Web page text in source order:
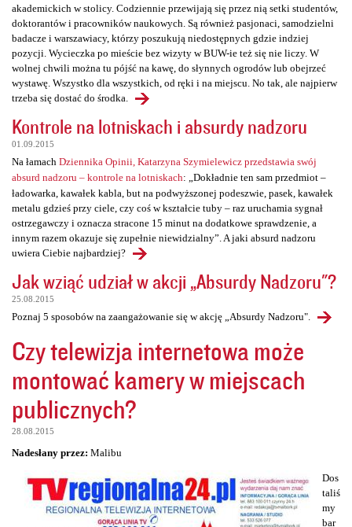
akademickich w stolicy. Codziennie przewijają się przez nią setki studentów,
doktorantów i pracowników naukowych. Są również pasjonaci, samodzielni
badacze i warszawiacy, którzy poszukują niedostępnych gdzie indziej
pozycji. Wycieczka po mieście bez wizyty w BUW-ie też się nie liczy. W
wolnej chwili można tu pójść na kawę, do słynnych ogrodów lub obejrzeć
wystawę. Wszystko dla wszystkich, od ręki i na miejscu. No tak, ale najpierw
trzeba się dostać do środka.
Kontrole na lotniskach i absurdy nadzoru
01.09.2015
Na łamach Dziennika Opinii, Katarzyna Szymielewicz przedstawia swój
absurd nadzoru – kontrole na lotniskach: „Dokładnie ten sam przedmiot –
ładowarka, kawałek kabla, but na podwyższonej podeszwie, pasek, kawałek
metalu gdzieś przy ciele, czy coś w kształcie tuby – raz uruchamia sygnał
ostrzegawczy i oznacza stracone 15 minut na dodatkowe sprawdzenie, a
innym razem okazuje się zupełnie niewidzialny”. A jaki absurd nadzoru
uwiera Ciebie najbardziej?
Jak wziąć udział w akcji „Absurdy Nadzoru"?
25.08.2015
Poznaj 5 sposobów na zaangażowanie się w akcję „Absurdy Nadzoru".
Czy telewizja internetowa może
montować kamery w miejscach
publicznych?
28.08.2015
Nadesłany przez: Malibu
Dos
taliś
my
bar